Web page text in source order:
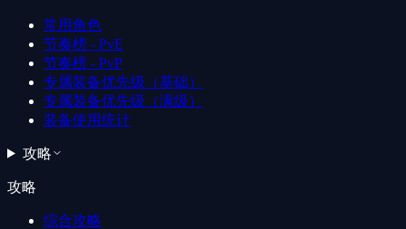
常用角色
节奏榜 - PvE
节奏榜 - PvP
专属装备优先级（基础）
专属装备优先级（满级）
装备使用统计
攻略
攻略
综合攻略